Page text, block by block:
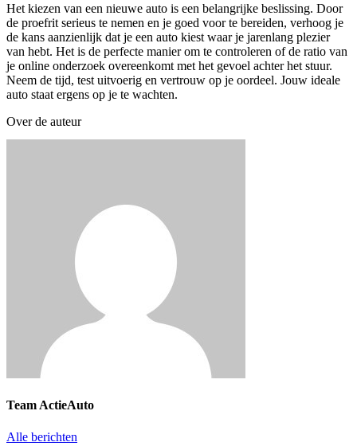
Het kiezen van een nieuwe auto is een belangrijke beslissing. Door
de proefrit serieus te nemen en je goed voor te bereiden, verhoog je
de kans aanzienlijk dat je een auto kiest waar je jarenlang plezier
van hebt. Het is de perfecte manier om te controleren of de ratio van
je online onderzoek overeenkomt met het gevoel achter het stuur.
Neem de tijd, test uitvoerig en vertrouw op je oordeel. Jouw ideale
auto staat ergens op je te wachten.
Over de auteur
Team ActieAuto
Alle berichten